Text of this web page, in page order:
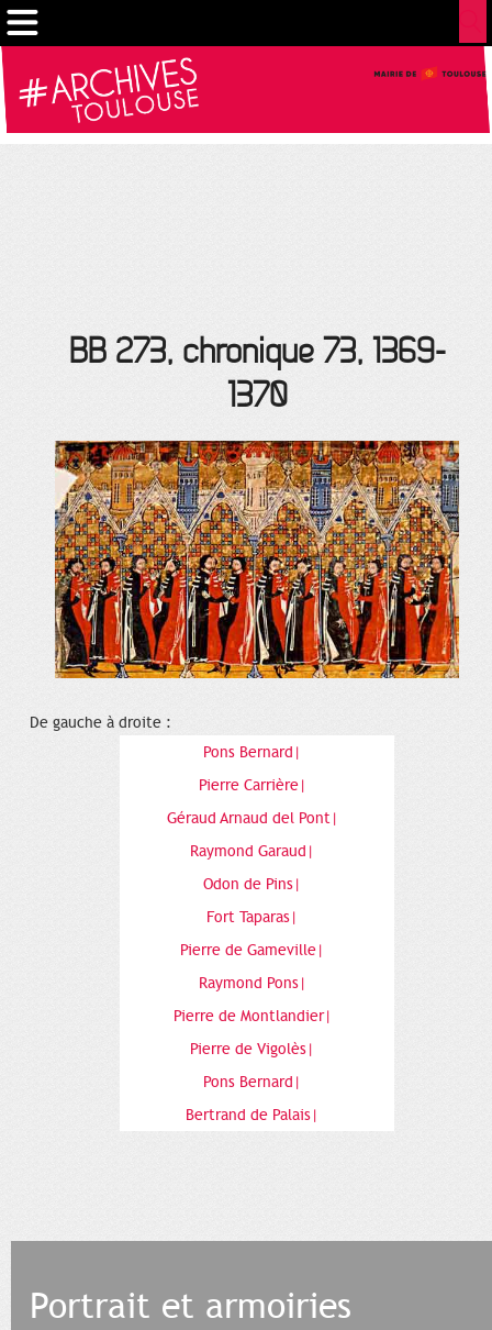
BB 273, chronique 73, 1369-
1370
De gauche à droite :
Pons Bernard|
Pierre Carrière|
Géraud Arnaud del Pont|
Raymond Garaud|
Odon de Pins|
Fort Taparas|
Pierre de Gameville|
Raymond Pons|
Pierre de Montlandier|
Pierre de Vigolès|
Pons Bernard|
Bertrand de Palais|
Portrait et armoiries
Cookies management panel